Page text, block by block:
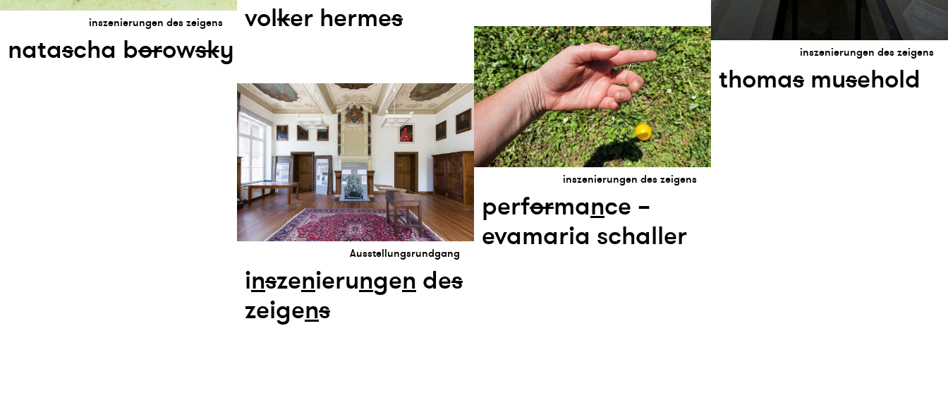
inszenierungen des zeigens
natascha borowsky
volker hermes
inszenierungen des zeigens
thomasmusehold
inszenierungen des zeigens
performance –
evamaria schaller
Ausstellungsrundgang
inszenierungen des
zeigens